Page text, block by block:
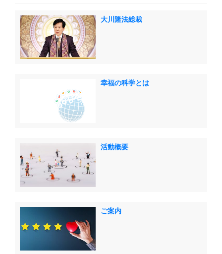
大川隆法総裁
幸福の科学とは
活動概要
ご案内